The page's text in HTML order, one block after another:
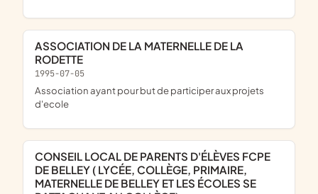
ASSOCIATION DE LA MATERNELLE DE LA
RODETTE
1995-07-05
association ayant pour but de participer aux projets
d'ecole
CONSEIL LOCAL DE PARENTS D'ÉLÈVES FCPE
DE BELLEY ( LYCÉE, COLLÈGE, PRIMAIRE,
MATERNELLE DE BELLEY ET LES ÉCOLES SE